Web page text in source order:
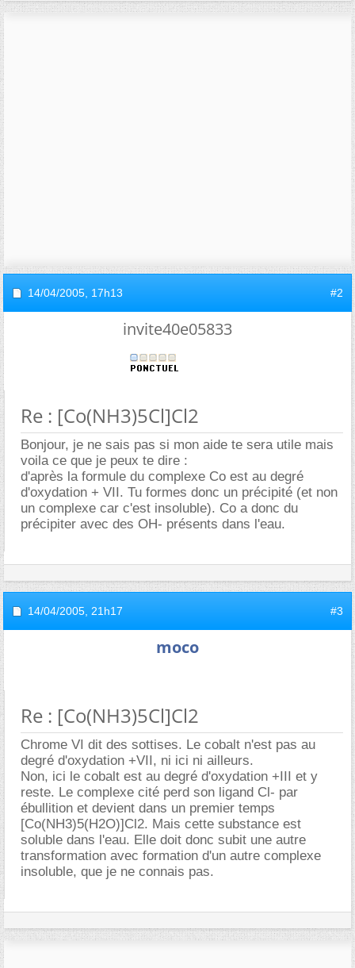
14/04/2005, 17h13 #2
invite40e05833
Re : [Co(NH3)5Cl]Cl2
Bonjour, je ne sais pas si mon aide te sera utile mais
voila ce que je peux te dire :
d'après la formule du complexe Co est au degré
d'oxydation + VII. Tu formes donc un précipité (et non
un complexe car c'est insoluble). Co a donc du
précipiter avec des OH- présents dans l'eau.
14/04/2005, 21h17 #3
moco
Re : [Co(NH3)5Cl]Cl2
Chrome VI dit des sottises. Le cobalt n'est pas au
degré d'oxydation +VII, ni ici ni ailleurs.
Non, ici le cobalt est au degré d'oxydation +III et y
reste. Le complexe cité perd son ligand Cl- par
ébullition et devient dans un premier temps
[Co(NH3)5(H2O)]Cl2. Mais cette substance est
soluble dans l'eau. Elle doit donc subit une autre
transformation avec formation d'un autre complexe
insoluble, que je ne connais pas.